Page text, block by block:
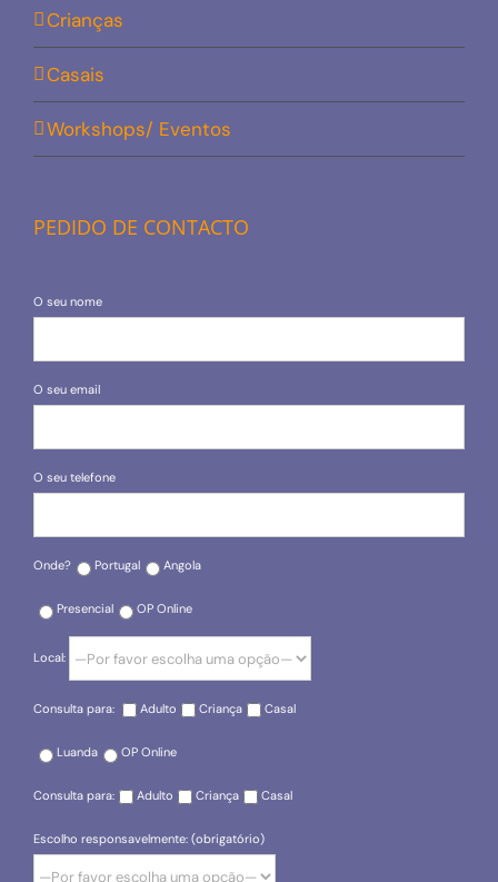
Crianças
Casais
Workshops/ Eventos
PEDIDO DE CONTACTO
O seu nome
O seu email
O seu telefone
Onde? Portugal Angola
Presencial OP Online
Local:
Consulta para: Adulto Criança Casal
Luanda OP Online
Consulta para: Adulto Criança Casal
Escolho responsavelmente: (obrigatório)